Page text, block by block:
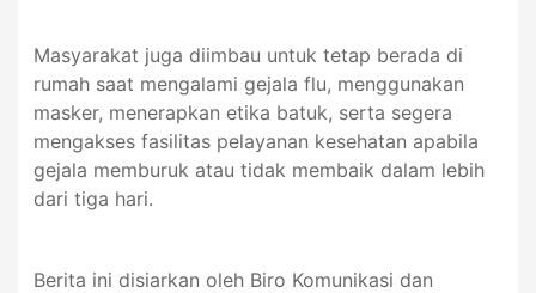
Masyarakat juga diimbau untuk tetap berada di
rumah saat mengalami gejala flu, menggunakan
masker, menerapkan etika batuk, serta segera
mengakses fasilitas pelayanan kesehatan apabila
gejala memburuk atau tidak membaik dalam lebih
dari tiga hari.
Berita ini disiarkan oleh Biro Komunikasi dan